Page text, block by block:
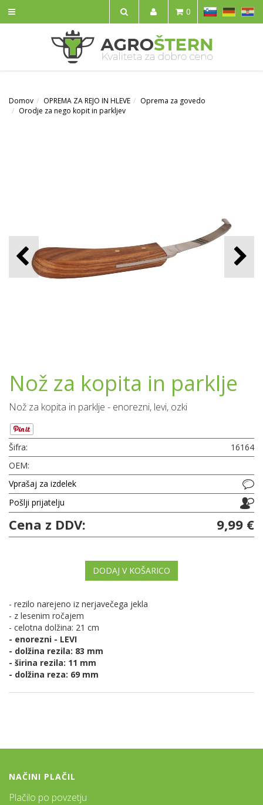
IŠČI
SL HR
0
Domov OPREMA ZA REJO IN HLEVE
Oprema za govedo
Orodje za nego kopit in parkljev
Nož za kopita in parklje
Nož za kopita in parklje - enorezni, levi, ozki
Šifra:
16164
OEM:
Vprašaj za izdelek
Pošlji prijatelju
Cena z DDV: 9,99 €
DODAJ V KOŠARICO
- rezilo narejeno iz nerjavečega jekla
- z lesenim ročajem
- celotna dolžina: 21 cm
- enorezni - LEVI
- dolžina rezila: 83 mm
- širina rezila: 11 mm
- dolžina reza: 69 mm
NAČINI PLAČIL
Plačilo po povzetju